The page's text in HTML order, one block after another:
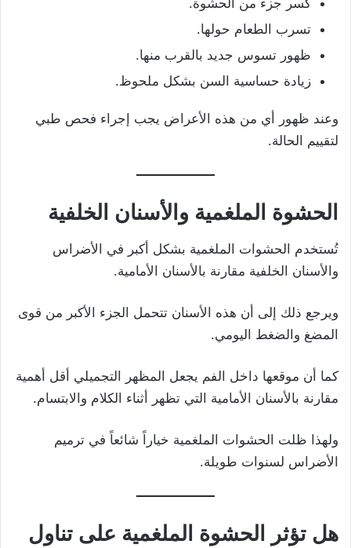
كسر جزء من الحشوة.
تسرب الطعام حولها.
ظهور تسوس جديد بالقرب منها.
زيادة حساسية السن بشكل ملحوظ.
وعند ظهور أي من هذه الأعراض يجب إجراء فحص طبي
لتقييم الحالة.
الحشوة الملغمية والأسنان الخلفية
تُستخدم الحشوات الملغمية بشكل أكبر في الأضراس
والأسنان الخلفية مقارنة بالأسنان الأمامية.
ويرجع ذلك إلى أن هذه الأسنان تتحمل الجزء الأكبر من قوى
المضغ والضغط اليومي.
كما أن موقعها داخل الفم يجعل المظهر التجميلي أقل أهمية
مقارنة بالأسنان الأمامية التي تظهر أثناء الكلام والابتسام.
ولهذا ظلت الحشوات الملغمية خياراً شائعاً في ترميم
الأضراس لسنوات طويلة.
هل تؤثر الحشوة الملغمية على تناول